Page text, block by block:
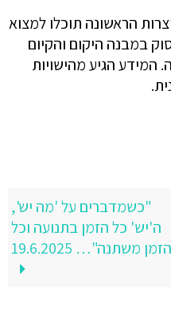
הראשונה תוכלו למצוא
במבנה היקום והקיום
הגיע מהישויות
"כשמדברים על 'מה יש',
ה'יש' כל הזמן בתנועה וכל
הזמן משתנה"… 19.6.2025